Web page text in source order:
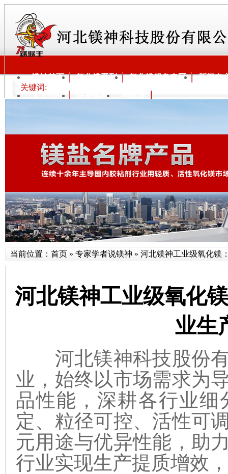
镁神首页 氧化镁系列 氧化镁服务专区 新闻中
人才招聘 联系镁神 国际版
关键词:
当前位置： 首页 » 专家学者说镁神 » 河北镁神工业级氧化镁
河北镁神工业级氧化
业生
河北镁神科技股份有
业，始终以市场需求为
品性能，深耕各行业
定、粒径可控、活性可
元用途与优异性能，助
行业实现生产提质增效